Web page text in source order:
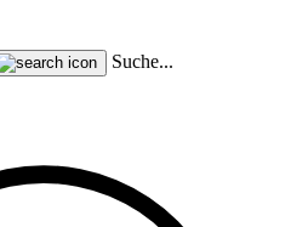
Suche...